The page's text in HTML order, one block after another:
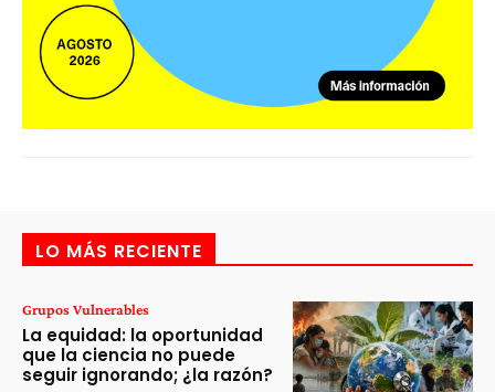
LO MÁS RECIENTE
Grupos Vulnerables
La equidad: la oportunidad
que la ciencia no puede
seguir ignorando; ¿la razón?